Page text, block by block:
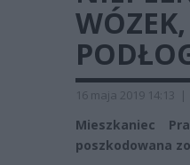
16 maja 2019 14:13 |
Mieszkaniec
poszkodowana